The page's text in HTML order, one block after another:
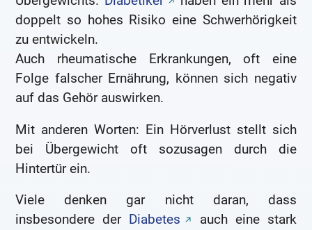
doppelt so hohes Risiko eine Schwerhörigkeit
zu entwickeln.
Auch rheumatische Erkrankungen, oft eine
Folge falscher Ernährung, können sich negativ
auf das Gehör auswirken.
Mit anderen Worten: Ein Hörverlust stellt sich
bei Übergewicht oft sozusagen durch die
Hintertür ein.
Viele denken gar nicht daran, dass
insbesondere der Diabetes
auch eine stark